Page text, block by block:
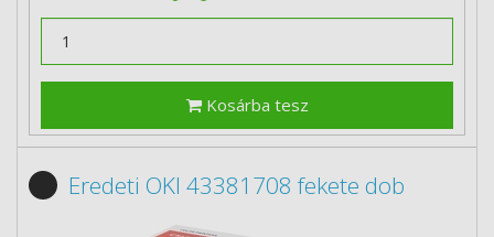
Kosárba tesz
Eredeti OKI 43381708 fekete dob